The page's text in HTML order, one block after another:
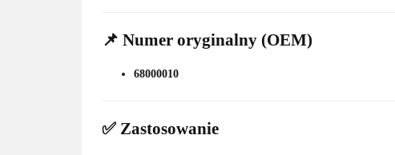
📌 Numer oryginalny (OEM)
68000010
✅ Zastosowanie